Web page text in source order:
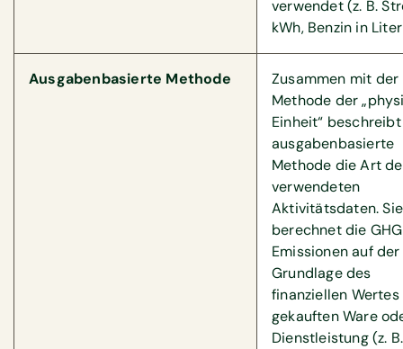
verwendet (z. B.
kWh, Benzin in
Ausgabenbasierte Methode
Zusammen mit der
Methode der
Einheit“
ausgabenbasierte
Methode die Art
verwendeten
Aktivitätsdaten. Sie
berechnet die
Emissionen auf der
Grundlage des
finanziellen
gekauften Ware
Dienstleistung (z.